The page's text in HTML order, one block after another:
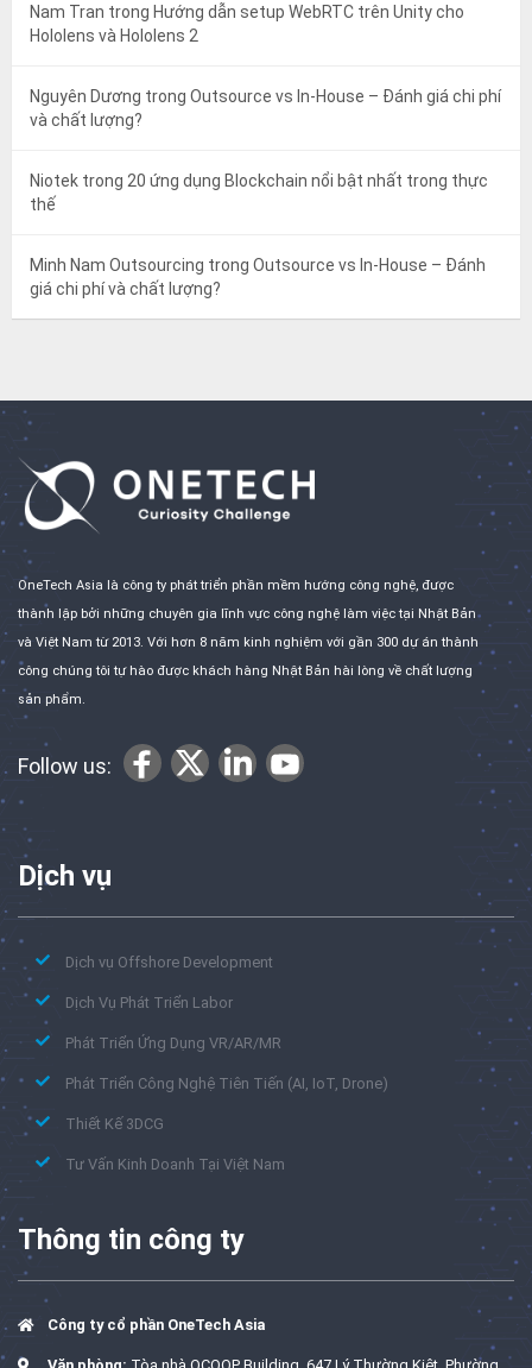
Nam Tran trong Hướng dẫn setup WebRTC trên Unity cho
Hololens và Hololens 2
Nguyên Dương trong Outsource vs In-House – Đánh giá chi phí
và chất lượng?
Niotek trong 20 ứng dụng Blockchain nổi bật nhất trong thực
thế
Minh Nam Outsourcing trong Outsource vs In-House – Đánh
giá chi phí và chất lượng?
OneTech Asia là công ty phát triển phần mềm hướng công nghệ, được
thành lập bởi những chuyên gia lĩnh vực công nghệ làm việc tại Nhật Bản
và Việt Nam từ 2013. Với hơn 8 năm kinh nghiệm với gần 300 dự án thành
công chúng tôi tự hào được khách hàng Nhật Bản hài lòng về chất lượng
sản phẩm.
Follow us:
Dịch vụ
Dịch vụ Offshore Development
Dịch Vụ Phát Triển Labor
Phát Triển Ứng Dụng VR/AR/MR
Phát Triển Công Nghệ Tiên Tiến (AI, IoT, Drone)
Thiết Kế 3DCG
Tư Vấn Kinh Doanh Tại Việt Nam
Thông tin công ty
Công ty cổ phần OneTech Asia